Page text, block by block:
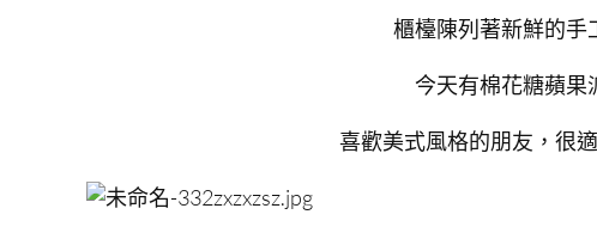
櫃檯陳列著新鮮的手
今天有棉花糖蘋果
喜歡美式風格的朋友，很